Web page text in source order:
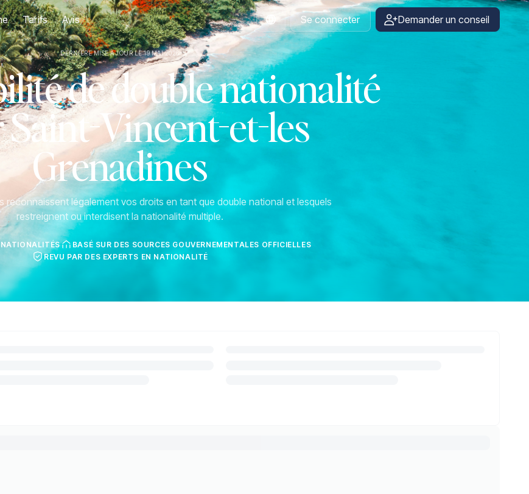
Tarifs Avis
French
Se connecter Demander un conseil
DERNIÈRE MISE À JOUR LE 19 MAI 2026
de double nationalité
Vincent-et-les
Grenadines
reconnaissent légalement vos droits en tant que double national et lesquels
restreignent ou interdisent la nationalité multiple.
BASÉ SUR DES SOURCES GOUVERNEMENTALES OFFICIELLES
REVU PAR DES EXPERTS EN NATIONALITÉ